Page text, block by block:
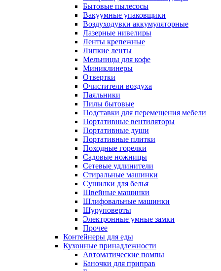
Бытовые пылесосы
Вакуумные упаковщики
Воздуходувки аккумуляторные
Лазерные нивелиры
Ленты крепежные
Липкие ленты
Мельницы для кофе
Миниклинеры
Отвертки
Очистители воздуха
Паяльники
Пилы бытовые
Подставки для перемещения мебели
Портативные вентиляторы
Портативные души
Портативные плитки
Походные горелки
Садовые ножницы
Сетевые удлинители
Стиральные машинки
Сушилки для белья
Швейные машинки
Шлифовальные машинки
Шуруповерты
Электронные умные замки
Прочее
Контейнеры для еды
Кухонные принадлежности
Автоматические помпы
Баночки для приправ